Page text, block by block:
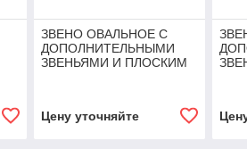
ЗВЕНО ОВАЛЬНОЕ С
ДОПОЛНИТЕЛЬНЫМИ
ЗВЕНЬЯМИ И ПЛОСКИМ
Цену уточняйте